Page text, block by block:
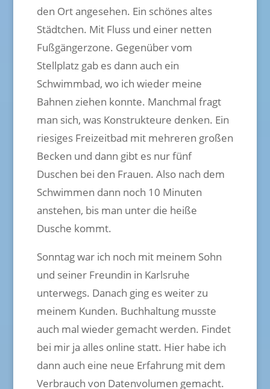
den Ort angesehen. Ein schönes altes
Städtchen. Mit Fluss und einer netten
Fußgängerzone. Gegenüber vom
Stellplatz gab es dann auch ein
Schwimmbad, wo ich wieder meine
Bahnen ziehen konnte. Manchmal fragt
man sich, was Konstrukteure denken. Ein
riesiges Freizeitbad mit mehreren großen
Becken und dann gibt es nur fünf
Duschen bei den Frauen. Also nach dem
Schwimmen dann noch 10 Minuten
anstehen, bis man unter die heiße
Dusche kommt.
Sonntag war ich noch mit meinem Sohn
und seiner Freundin in Karlsruhe
unterwegs. Danach ging es weiter zu
meinem Kunden. Buchhaltung musste
auch mal wieder gemacht werden. Findet
bei mir ja alles online statt. Hier habe ich
dann auch eine neue Erfahrung mit dem
Verbrauch von Datenvolumen gemacht.